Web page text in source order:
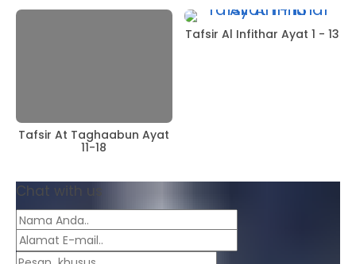
Tafsir At Taghaabun Ayat
11-18
Tafsir Al Infithar Ayat 1 - 13
Chat with us